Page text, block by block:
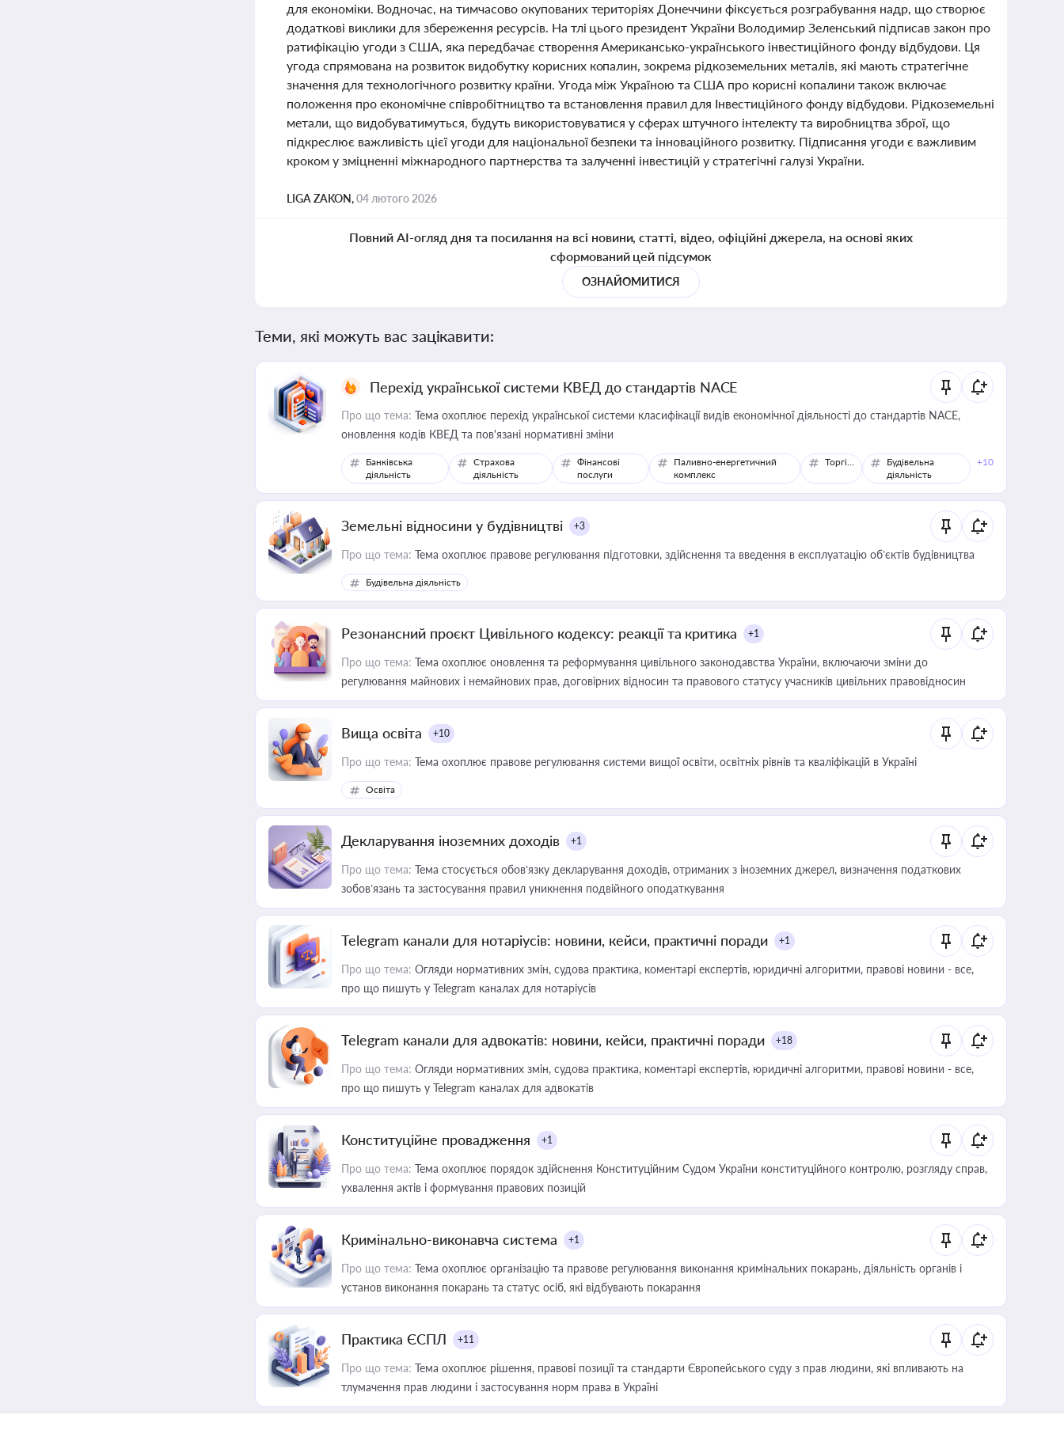
для економіки. Водночас, на тимчасово окупованих територіях Донеччини фіксується розграбування надр, що створює
додаткові виклики для збереження ресурсів. На тлі цього президент України Володимир Зеленський підписав закон про
ратифікацію угоди з США, яка передбачає створення Американсько-українського інвестиційного фонду відбудови. Ця
угода спрямована на розвиток видобутку корисних копалин, зокрема рідкоземельних металів, які мають стратегічне
значення для технологічного розвитку країни. Угода між Україною та США про корисні копалини також включає
положення про економічне співробітництво та встановлення правил для Інвестиційного фонду відбудови. Рідкоземельні
метали, що видобуватимуться, будуть використовуватися у сферах штучного інтелекту та виробництва зброї, що
підкреслює важливість цієї угоди для національної безпеки та інноваційного розвитку. Підписання угоди є важливим
кроком у зміцненні міжнародного партнерства та залученні інвестицій у стратегічні галузі України.
LIGA ZAKON,04 лютого 2026
Повний AI-огляд дня та посилання на всі новини, статті, відео, офіційні джерела, на основі яких
сформований цей підсумок
ОЗНАЙОМИТИСЯ
Теми, які можуть вас зацікавити:
Перехід української системи КВЕД до стандартів NACE
Про що тема: Тема охоплює перехід української системи класифікації видів економічної діяльності до стандартів NACE,
оновлення кодів КВЕД та пов'язані нормативні зміни
Банківська
діяльність
Страхова
діяльність
Фінансові
послуги
Паливно-енергетичний
комплекс
Торгівля
Будівельна
діяльність
+10
Земельні відносини у будівництві +3
Про що тема: Тема охоплює правове регулювання підготовки, здійснення та введення в експлуатацію об’єктів будівництва
Будівельна діяльність
Резонансний проєкт Цивільного кодексу: реакції та критика +1
Про що тема: Тема охоплює оновлення та реформування цивільного законодавства України, включаючи зміни до
регулювання майнових і немайнових прав, договірних відносин та правового статусу учасників цивільних правовідносин
Вища освіта +10
Про що тема: Тема охоплює правове регулювання системи вищої освіти, освітніх рівнів та кваліфікацій в Україні
Освіта
Декларування іноземних доходів +1
Про що тема: Тема стосується обов’язку декларування доходів, отриманих з іноземних джерел, визначення податкових
зобов’язань та застосування правил уникнення подвійного оподаткування
Telegram канали для нотаріусів: новини, кейси, практичні поради +1
Про що тема: Огляди нормативних змін, судова практика, коментарі експертів, юридичні алгоритми, правові новини - все,
про що пишуть у Telegram каналах для нотаріусів
Telegram канали для адвокатів: новини, кейси, практичні поради +18
Про що тема: Огляди нормативних змін, судова практика, коментарі експертів, юридичні алгоритми, правові новини - все,
про що пишуть у Telegram каналах для адвокатів
Конституційне провадження +1
Про що тема: Тема охоплює порядок здійснення Конституційним Судом України конституційного контролю, розгляду справ,
ухвалення актів і формування правових позицій
Кримінально-виконавча система +1
Про що тема: Тема охоплює організацію та правове регулювання виконання кримінальних покарань, діяльність органів і
установ виконання покарань та статус осіб, які відбувають покарання
Практика ЄСПЛ +11
Про що тема: Тема охоплює рішення, правові позиції та стандарти Європейського суду з прав людини, які впливають на
тлумачення прав людини і застосування норм права в Україні